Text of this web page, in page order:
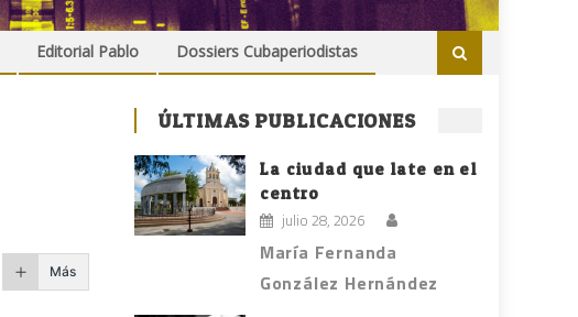
Editorial Pablo Dossiers Cubaperiodistas
Más
ÚLTIMAS PUBLICACIONES
La ciudad que late en el
centro
julio 28, 2026
María Fernanda
González Hernández